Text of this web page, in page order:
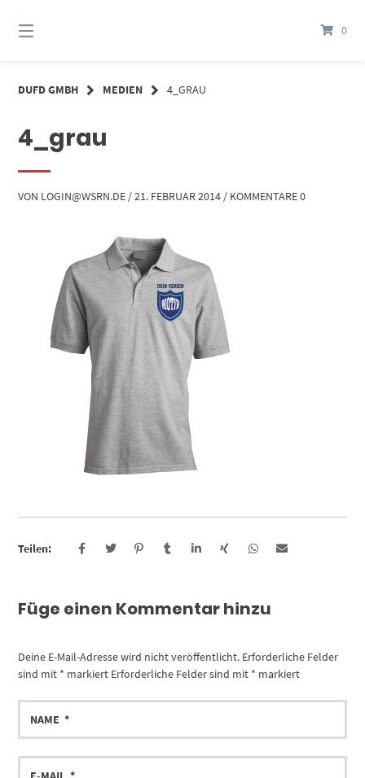
zum
Inhalt
0
DUFD GMBH MEDIEN 4_GRAU
4_grau
VON LOGIN@WSRN.DE /21. FEBRUAR 2014 / KOMMENTARE 0
Teilen:
Füge einen Kommentar hinzu
Deine E-Mail-Adresse wird nicht veröffentlicht. Erforderliche Felder
sind mit * markiert Erforderliche Felder sind mit * markiert